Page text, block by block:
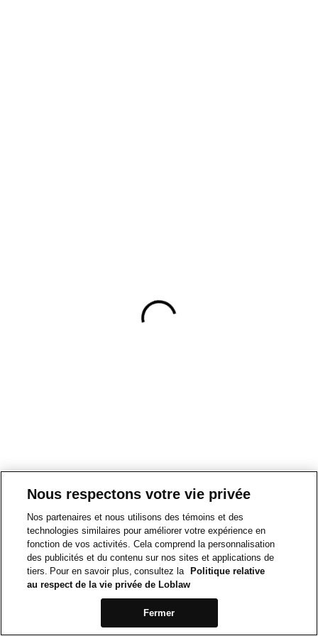
Nous respectons votre vie privée
Nos partenaires et nous utilisons des témoins et des
technologies similaires pour améliorer votre expérience en
fonction de vos activités. Cela comprend la personnalisation
des publicités et du contenu sur nos sites et applications de
tiers. Pour en savoir plus, consultez la
Politique relative
au respect de la vie privée de Loblaw
Fermer